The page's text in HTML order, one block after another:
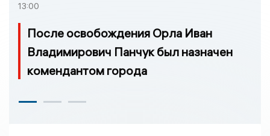
13:00
После освобождения Орла Иван
Владимирович Панчук был назначен
комендантом города